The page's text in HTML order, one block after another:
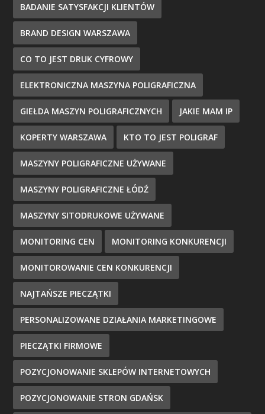
BADANIE SATYSFAKCJI KLIENTÓW
BRAND DESIGN WARSZAWA
CO TO JEST DRUK CYFROWY
ELEKTRONICZNA MASZYNA POLIGRAFICZNA
GIEŁDA MASZYN POLIGRAFICZNYCH JAKIE MAM IP
KOPERTY WARSZAWA KTO TO JEST POLIGRAF
MASZYNY POLIGRAFICZNE UŻYWANE
MASZYNY POLIGRAFICZNE ŁÓDŹ
MASZYNY SITODRUKOWE UŻYWANE
MONITORING CEN MONITORING KONKURENCJI
MONITOROWANIE CEN KONKURENCJI
NAJTAŃSZE PIECZĄTKI
PERSONALIZOWANE DZIAŁANIA MARKETINGOWE
PIECZĄTKI FIRMOWE
POZYCJONOWANIE SKLEPÓW INTERNETOWYCH
POZYCJONOWANIE STRON GDAŃSK